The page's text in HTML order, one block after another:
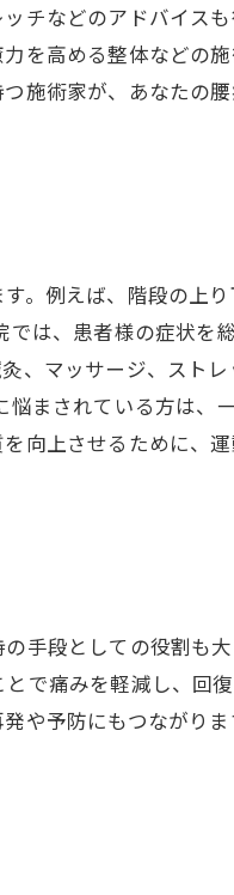
チなどのアドバイス
を高める整体などの
施術家が、あなたの
。例えば、階段の上
は、患者様の症状を
、マッサージ、スト
まされている方は、
向上させるために、
手段としての役割も
で痛みを軽減し、回復
や予防にもつながり